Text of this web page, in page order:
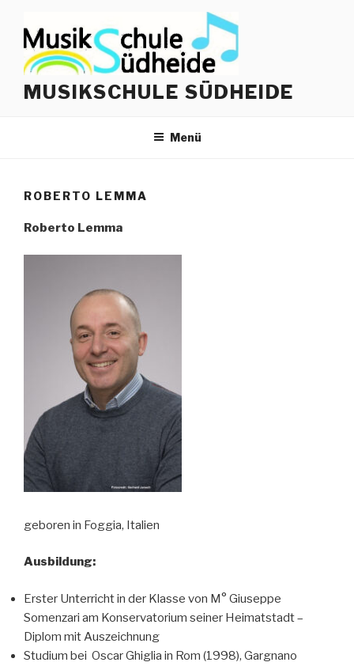
Inhalt
springen
MUSIKSCHULE SÜDHEIDE
Menü
ROBERTO LEMMA
Roberto Lemma
geboren in Foggia, Italien
Ausbildung:
Erster Unterricht in der Klasse von M° Giuseppe
Somenzari am Konservatorium seiner Heimatstadt –
Diplom mit Auszeichnung
Studium bei Oscar Ghiglia in Rom (1998), Gargnano